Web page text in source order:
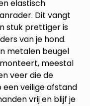
elastisch
Dit vangt
stuk prettiger is
van je hond.
metalen beugel
meestal
veer die de
veilige afstand
vrij en blijf je